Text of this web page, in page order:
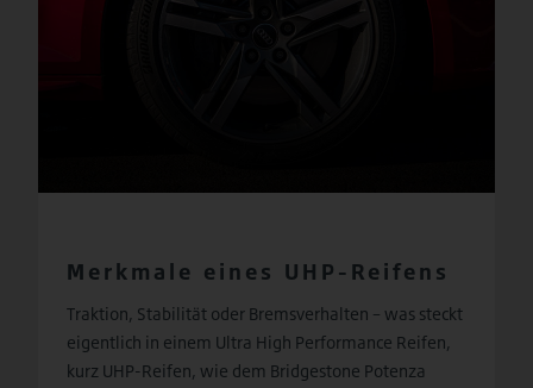
Merkmale eines UHP-Reifens
Traktion, Stabilität oder Bremsverhalten – was steckt
eigentlich in einem Ultra High Performance Reifen,
kurz UHP-Reifen, wie dem Bridgestone Potenza